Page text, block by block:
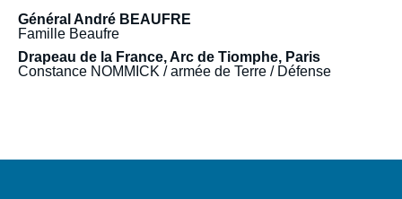
Général André BEAUFRE
Famille Beaufre
Drapeau de la France, Arc de Tiomphe, Paris
Constance NOMMICK / armée de Terre / Défense